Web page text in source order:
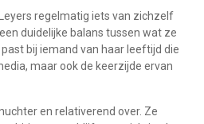
regelmatig iets van zichzelf
duidelijke balans tussen wat ze
bij iemand van haar leeftijd die
maar ook de keerzijde ervan
en relativerend over. Ze